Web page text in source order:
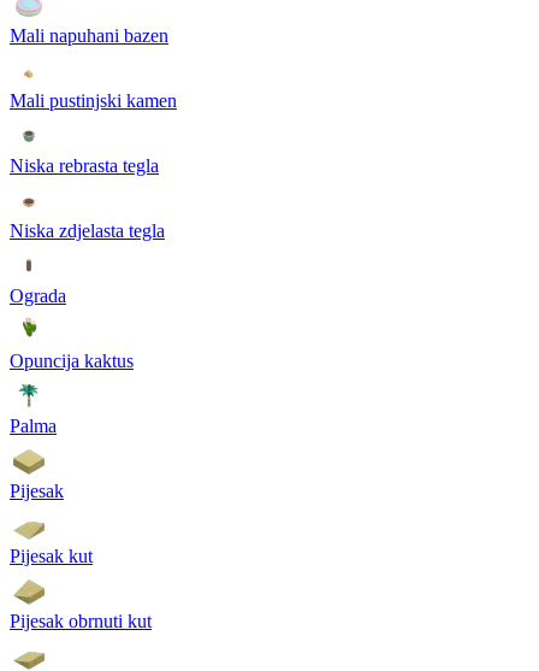
Mali napuhani bazen
Mali pustinjski kamen
Niska rebrasta tegla
Niska zdjelasta tegla
Ograda
Opuncija kaktus
Palma
Pijesak
Pijesak kut
Pijesak obrnuti kut